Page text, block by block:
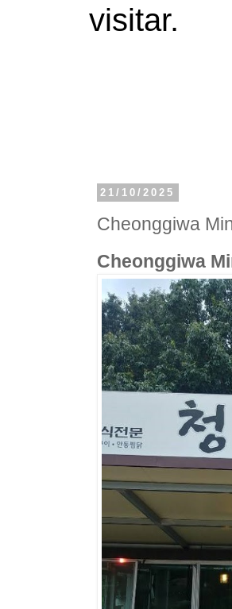
visitar.
21/10/2025
Cheonggiwa
Cheonggiwa